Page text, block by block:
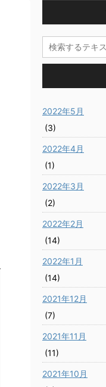
2022年5月
(3)
2022年4月
(1)
2022年3月
(2)
2022年2月
(14)
2022年1月
(14)
2021年12月
(7)
2021年11月
(11)
2021年10月